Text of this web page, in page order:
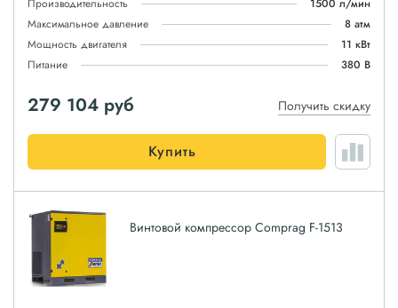
Производительность
1500 л/мин
Максимальное давление
8 атм
Мощность двигателя
11 кВт
Питание
380 В
279 104 руб Получить скидку
Купить
Винтовой компрессор Comprag F-1513